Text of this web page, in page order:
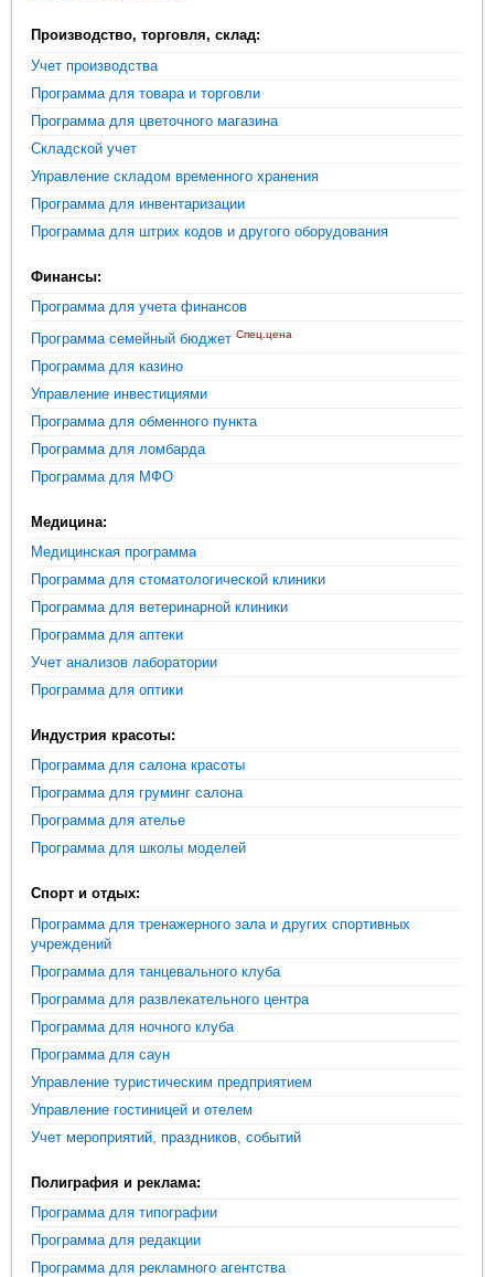
Производство, торговля, склад:
Учет производства
Программа для товара и торговли
Программа для цветочного магазина
Складской учет
Управление складом временного хранения
Программа для инвентаризации
Программа для штрих кодов и другого оборудования
Финансы:
Программа для учета финансов
Программа семейный бюджет Спец.цена
Программа для казино
Управление инвестициями
Программа для обменного пункта
Программа для ломбарда
Программа для МФО
Медицина:
Медицинская программа
Программа для стоматологической клиники
Программа для ветеринарной клиники
Программа для аптеки
Учет анализов лаборатории
Программа для оптики
Индустрия красоты:
Программа для салона красоты
Программа для груминг салона
Программа для ателье
Программа для школы моделей
Спорт и отдых:
Программа для тренажерного зала и других спортивных
учреждений
Программа для танцевального клуба
Программа для развлекательного центра
Программа для ночного клуба
Программа для саун
Управление туристическим предприятием
Управление гостиницей и отелем
Учет мероприятий, праздников, событий
Полиграфия и реклама:
Программа для типографии
Программа для редакции
Программа для рекламного агентства